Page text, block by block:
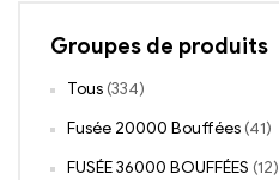
Groupes de produits
Tous (334)
Fusée 20000 Bouffées (41)
FUSÉE 36000 BOUFFÉES (12)